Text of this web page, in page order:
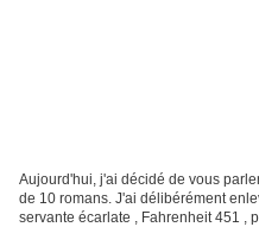
Aujourd'hui, j'ai décidé de vous
de 10 romans. J'ai délibérément
servante écarlate , Fahrenheit 451 ,